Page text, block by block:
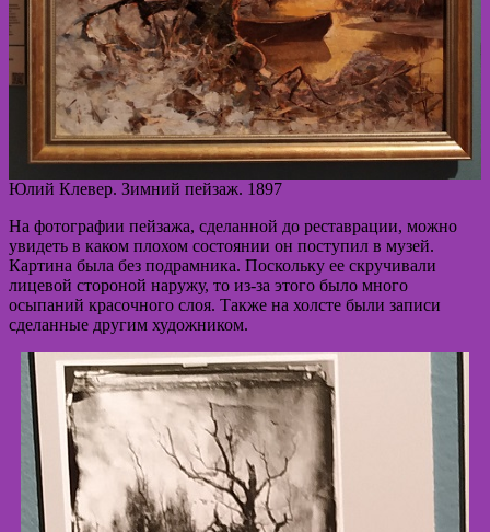
Юлий Клевер. Зимний пейзаж. 1897
На фотографии пейзажа, сделанной до реставрации, можно
увидеть в каком плохом состоянии он поступил в музей.
Картина была без подрамника. Поскольку ее скручивали
лицевой стороной наружу, то из-за этого было много
осыпаний красочного слоя. Также на холсте были записи
сделанные другим художником.